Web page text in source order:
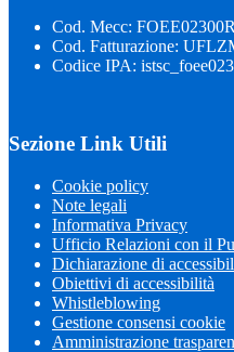
Cod. Mecc: FOEE02300R
Cod. Fatturazione:
Codice IPA:
Sezione Link Utili
Cookie policy
Note legali
Informativa Privacy
Ufficio Relazioni con il
Dichiarazione di
Obiettivi di accessibilità
Whistleblowing
Gestione consensi cookie
Amministrazione